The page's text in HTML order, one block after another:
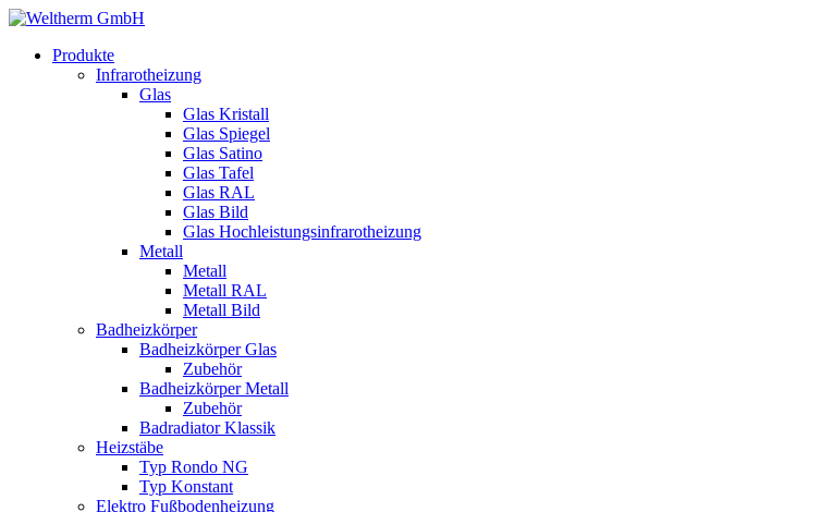
Produkte
Infrarotheizung
Glas
Glas Kristall
Glas Spiegel
Glas Satino
Glas Tafel
Glas RAL
Glas Bild
Glas Hochleistungsinfrarotheizung
Metall
Metall
Metall RAL
Metall Bild
Badheizkörper
Badheizkörper Glas
Zubehör
Badheizkörper Metall
Zubehör
Badradiator Klassik
Heizstäbe
Typ Rondo NG
Typ Konstant
Elektro Fußbodenheizung